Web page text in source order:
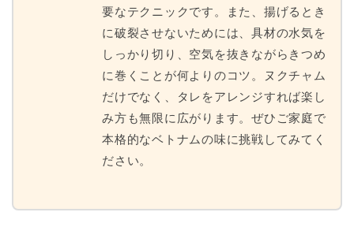
要なテクニックです。また、揚げるとき
に破裂させないためには、具材の水気を
しっかり切り、空気を抜きながらきつめ
に巻くことが何よりのコツ。ヌクチャム
だけでなく、タレをアレンジすれば楽し
み方も無限に広がります。ぜひご家庭で
本格的なベトナムの味に挑戦してみてく
ださい。